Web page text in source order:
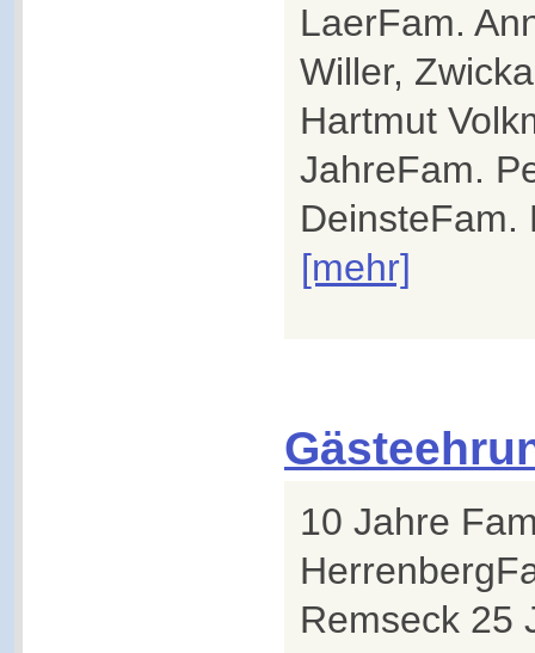
LaerFam.
Willer,
Hartmut
JahreFam.
DeinsteFam.
[mehr]
10 Jahre
Remseck 25